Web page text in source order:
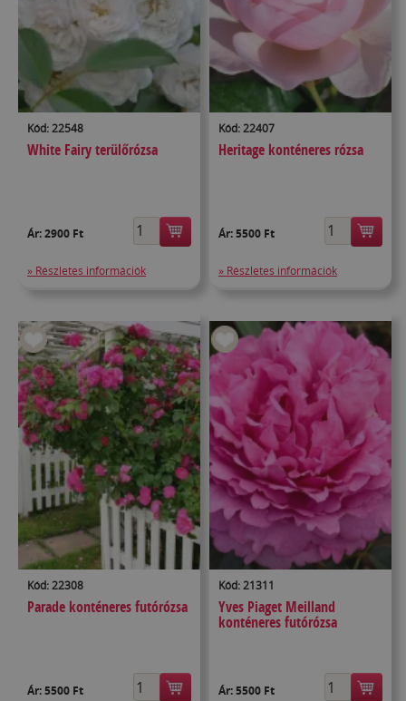
Kód: 22548
White Fairy terülőrózsa
Ár:2900 Ft
» Részletes információk
Kód: 22407
Heritage konténeres rózsa
Ár:5500 Ft
» Részletes információk
Kód: 22308
Parade konténeres futórózsa
Ár:5500 Ft
Kód: 21311
Yves Piaget Meilland
konténeres futórózsa
Ár:5500 Ft